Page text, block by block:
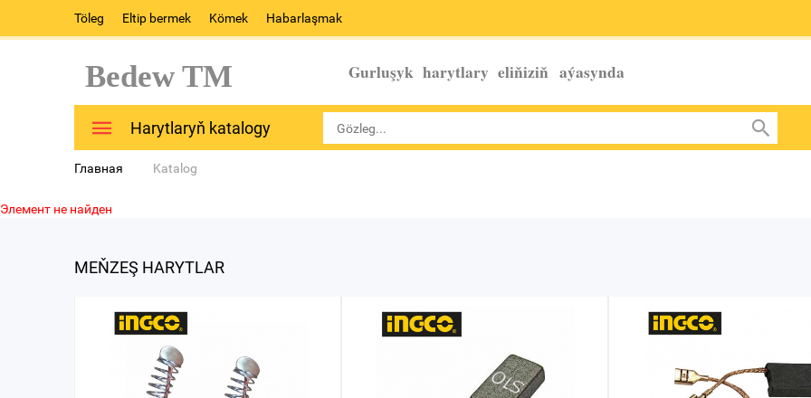
Töleg Eltip bermek Kömek Habarlaşmak
Bedew TM Gurluşyk harytlary eliňiziň aýasynda
Harytlaryň katalogy
Главная Katalog
Элемент не найден
MEŇZEŞ HARYTLAR